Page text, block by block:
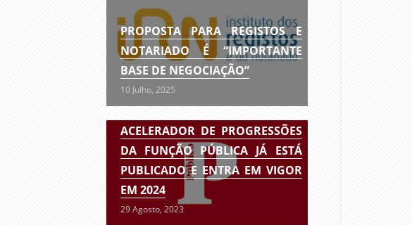
PROPOSTA PARA REGISTOS E
NOTARIADO É “IMPORTANTE
BASE DE NEGOCIAÇÃO”
10 Julho, 2025
ACELERADOR DE PROGRESSÕES
DA FUNÇÃO PÚBLICA JÁ ESTÁ
PUBLICADO E ENTRA EM VIGOR
EM 2024
29 Agosto, 2023